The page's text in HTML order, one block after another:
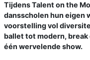
Tijdens Talent on the
dansscholen hun eigen
voorstelling vol
ballet tot modern,
één wervelende show.